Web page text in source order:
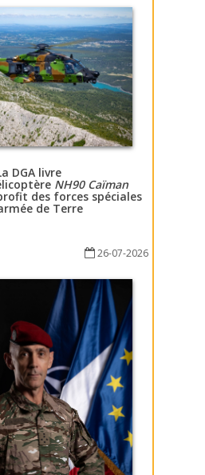
DGA livre
NH90 Caïman
des forces spéciales
de Terre
26-07-2026